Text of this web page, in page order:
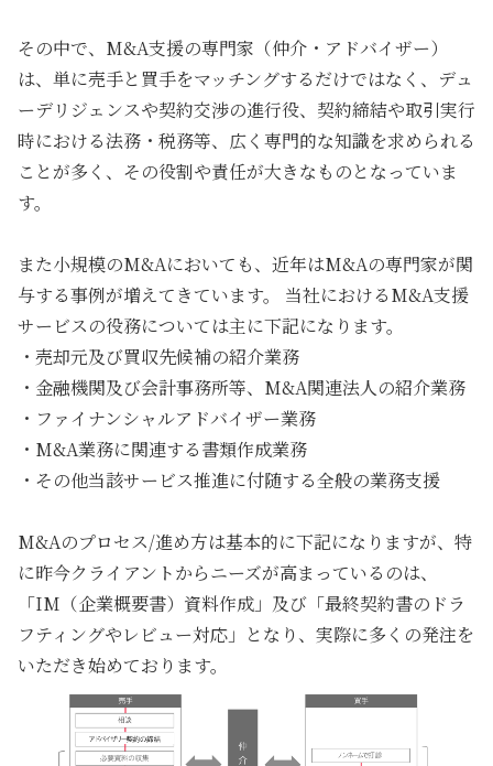
その中で、M&A支援の専門家（仲介・アドバイザー）
は、単に売手と買手をマッチングするだけではなく、デュ
ーデリジェンスや契約交渉の進行役、契約締結や取引実行
時における法務・税務等、広く専門的な知識を求められる
ことが多く、その役割や責任が大きなものとなっていま
す。
また小規模のM&Aにおいても、近年はM&Aの専門家が関
与する事例が増えてきています。 当社におけるM&A支援
サービスの役務については主に下記になります。
・売却元及び買収先候補の紹介業務
・金融機関及び会計事務所等、M&A関連法人の紹介業務
・ファイナンシャルアドバイザー業務
・M&A業務に関連する書類作成業務
・その他当該サービス推進に付随する全般の業務支援
M&Aのプロセス/進め方は基本的に下記になりますが、特
に昨今クライアントからニーズが高まっているのは、
「IM（企業概要書）資料作成」及び「最終契約書のドラ
フティングやレビュー対応」となり、実際に多くの発注を
いただき始めております。